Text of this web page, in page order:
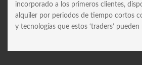
incorporado a los primeros clientes,
alquiler por periodos de tiempo cortos
y tecnologías que estos ‘traders’ pueden